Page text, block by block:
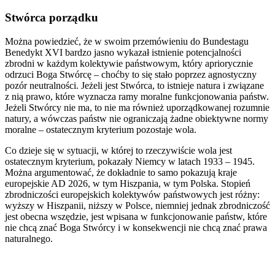
Stwórca porządku
Można powiedzieć, że w swoim przemówieniu do Bundestagu
Benedykt XVI bardzo jasno wykazał istnienie potencjalności
zbrodni w każdym kolektywie państwowym, który apriorycznie
odrzuci Boga Stwórcę – choćby to się stało poprzez agnostyczny
pozór neutralności. Jeżeli jest Stwórca, to istnieje natura i związane
z nią prawo, które wyznacza ramy moralne funkcjonowania państw.
Jeżeli Stwórcy nie ma, to nie ma również uporządkowanej rozumnie
natury, a wówczas państw nie ograniczają żadne obiektywne normy
moralne – ostatecznym kryterium pozostaje wola.
Co dzieje się w sytuacji, w której to rzeczywiście wola jest
ostatecznym kryterium, pokazały Niemcy w latach 1933 – 1945.
Można argumentować, że dokładnie to samo pokazują kraje
europejskie AD 2026, w tym Hiszpania, w tym Polska. Stopień
zbrodniczości europejskich kolektywów państwowych jest różny:
wyższy w Hiszpanii, niższy w Polsce, niemniej jednak zbrodniczość
jest obecna wszędzie, jest wpisana w funkcjonowanie państw, które
nie chcą znać Boga Stwórcy i w konsekwencji nie chcą znać prawa
naturalnego.